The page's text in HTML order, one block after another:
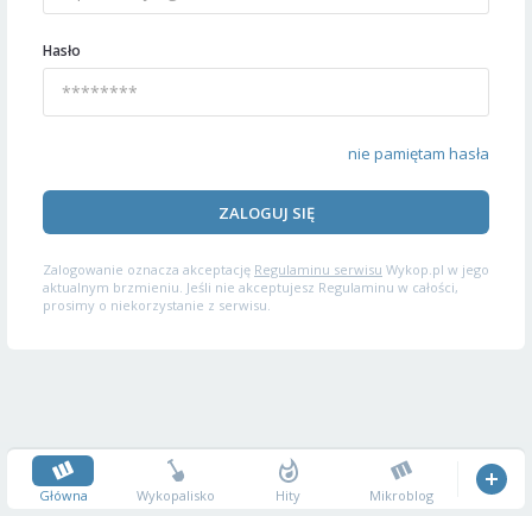
Hasło
nie pamiętam hasła
ZALOGUJ SIĘ
Zalogowanie oznacza akceptację Regulaminu serwisu Wykop.pl w jego
aktualnym brzmieniu. Jeśli nie akceptujesz Regulaminu w całości,
prosimy o niekorzystanie z serwisu.
Główna Wykopalisko Hity Mikroblog